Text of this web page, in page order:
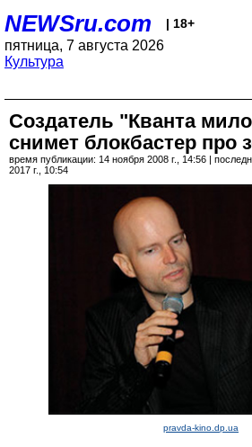
NEWSru.com | 18+
пятница, 7 августа 2026
Культура
Создатель "Кванта
снимет блокбастер про
время публикации: 14 ноября 2008 г., 14:56 |
2017 г., 10:54
pravda-kino.dp.ua